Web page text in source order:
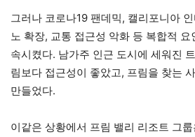
그러나 코로나19 팬데믹, 캘리포니아
노 확장, 교통 접근성 악화 등 복합적
속시켰다. 남가주 인근 도시에 세워진
림보다 접근성이 좋았고, 프림을 찾는
만들었다.
이같은 상황에서 프림 밸리 리조트 그